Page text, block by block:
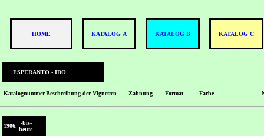
HOME KATALOG A KATALOG B KATALOG C
ESPERANTO ‑ IDO
KatalognummerBeschreibung der Vignetten Zahnung Format Farbe
1906.
-bis-
heute